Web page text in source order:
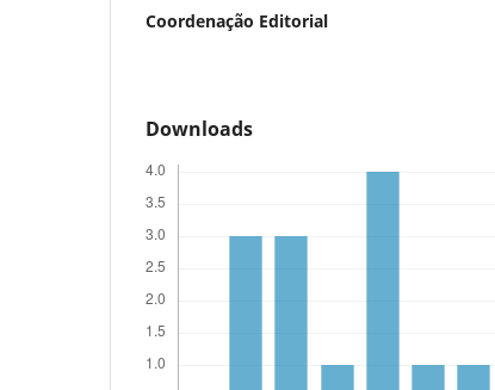
Coordenação Editorial
Downloads